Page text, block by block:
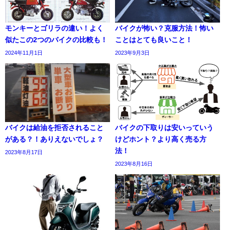
モンキーとゴリラの違い！よく
似たこの2つのバイクの比較も！
2024年11月1日
バイクが怖い？克服方法！怖い
ことはとても良いこと！
2023年9月3日
バイクは給油を拒否されること
がある？！ありえないでしょ？
2023年8月17日
バイクの下取りは安いっていう
けどホント？より高く売る方
法！
2023年8月16日